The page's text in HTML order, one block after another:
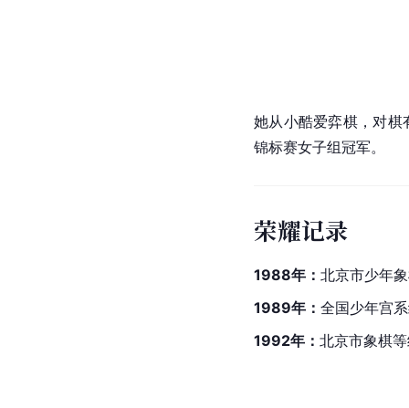
她从小酷爱弈棋，对
锦标赛女子组冠军。
荣耀记录
1988年： 北京市少年
1989年： 全国少年宫
1992年： 北京市象棋